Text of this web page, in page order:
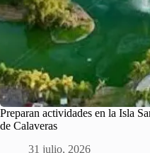
Preparan actividades en la Isla
de Calaveras
31 julio, 2026